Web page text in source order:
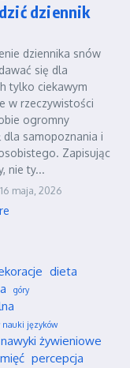
dziennik
dziennika snów
się dla
tylko ciekawym
w rzeczywistości
ogromny
dla samopoznania i
Zapisując
nie ty...
16 maja, 2026
dieta
góry
nauki języków
nawyki żywieniowe
percepcja